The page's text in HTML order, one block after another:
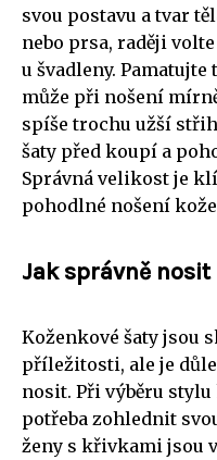
svou postavu a tvar
nebo prsa, raději
u švadleny. Pamatujte
může při nošení
spíše trochu užší
šaty před koupí a
Správná velikost je
pohodlné nošení
Jak správně nosit
Koženkové šaty jsou
příležitosti, ale je
nosit. Při výběru
potřeba zohlednit
ženy s křivkami jsou